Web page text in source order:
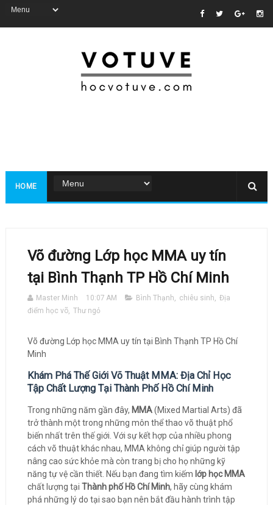
HOME
Võ đường Lớp học MMA uy tín
tại Bình Thạnh TP Hồ Chí Minh
Master Minh 10:07 AM Bình Thạnh, chiêu sinh, Địa
điểm học võ, Thư ngỏ
Võ đường Lớp học MMA uy tín tại Bình Thạnh TP Hồ Chí
Minh
Khám Phá Thế Giới Võ Thuật MMA: Địa Chỉ Học
Tập Chất Lượng Tại Thành Phố Hồ Chí Minh
Trong những năm gần đây, MMA(Mixed Martial Arts) đã
trở thành một trong những môn thể thao võ thuật phổ
biến nhất trên thế giới. Với sự kết hợp của nhiều phong
cách võ thuật khác nhau, MMA không chỉ giúp người tập
nâng cao sức khỏe mà còn trang bị cho họ những kỹ
năng tự vệ cần thiết. Nếu bạn đang tìm kiếm lớp học MMA
chất lượng tại Thành phố Hồ Chí Minh, hãy cùng khám
phá những lý do tại sao bạn nên bắt đầu hành trình tập